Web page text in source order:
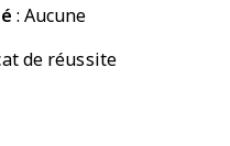
: Aucune
de réussite